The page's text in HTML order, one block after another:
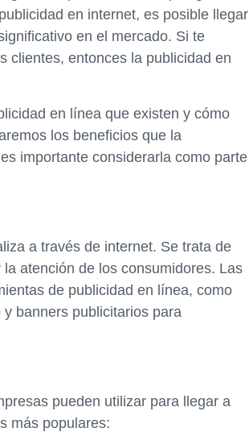
en internet, es posible llegar
en el mercado. Si te
clientes, entonces la publicidad en
en línea que existen y cómo
los beneficios que la
importante considerarla como parte
a través de internet. Se trata de
atención de los consumidores. Las
de publicidad en línea, como
banners publicitarios para
pueden utilizar para llegar a
más populares: